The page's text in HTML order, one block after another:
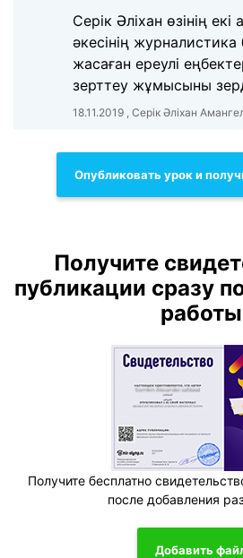
Серік Әліхан өзінің
әкесінің
жасаған ереулі
зерттеу жұмысыны
18.11.2019 , Серік Әліхан
Опубликовать урок и
Получите
публикации сразу
работы
Получите бесплатно
после добавления
Добавить